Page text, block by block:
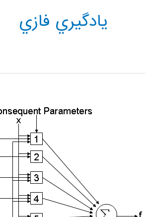
يادگيري فازي